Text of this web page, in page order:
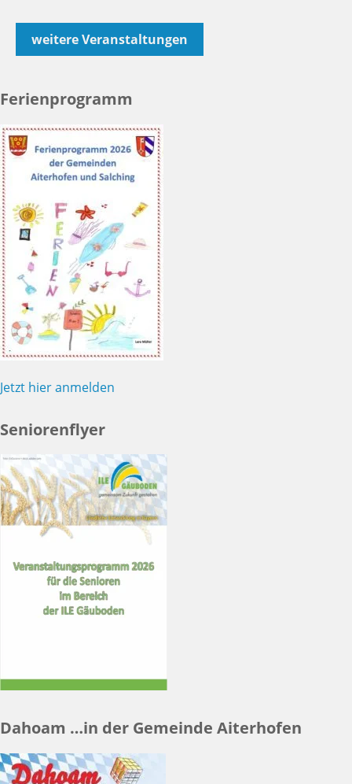
weitere Veranstaltungen
Ferienprogramm
Jetzt hier anmelden
Seniorenflyer
Dahoam …in der Gemeinde Aiterhofen